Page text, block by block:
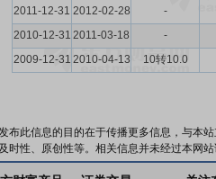
2011-12-31 2012-02-28 -
2010-12-31 2011-03-18 -
2009-12-31 2010-04-13 10转10.0
布此信息的目的在于传播更多信息，与本
时性、原创性等。相关信息并未经过本网